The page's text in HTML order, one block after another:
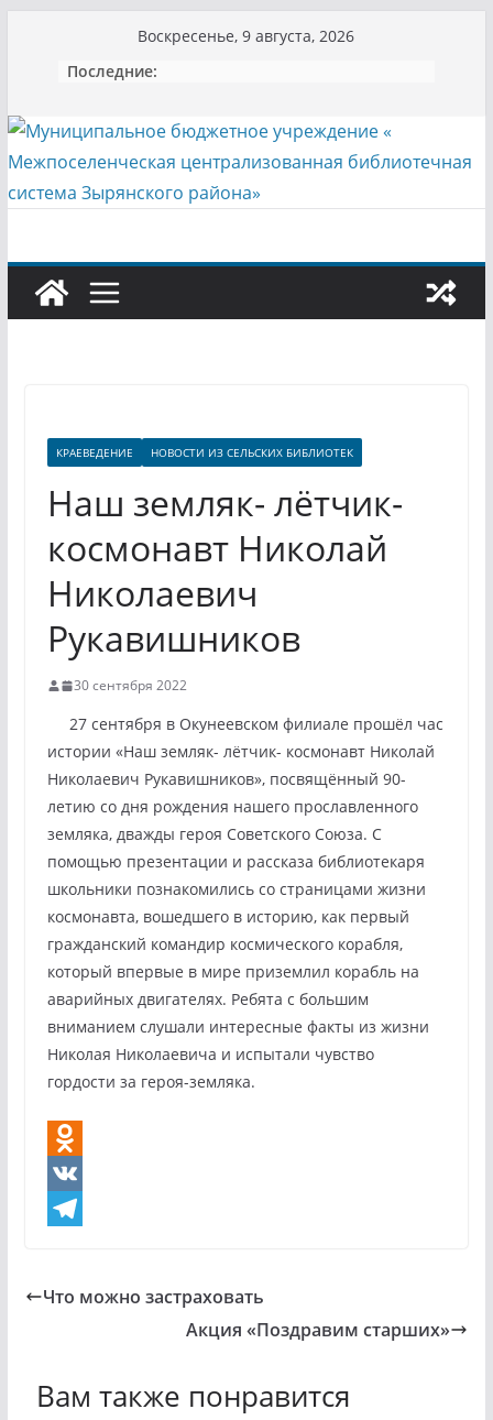
содержимому
Воскресенье, 9 августа, 2026
Последние:
КРАЕВЕДЕНИЕ НОВОСТИ ИЗ СЕЛЬСКИХ БИБЛИОТЕК
Наш земляк- лётчик-
космонавт Николай
Николаевич
Рукавишников
30 сентября 2022
27 сентября в Окунеевском филиале прошёл час
истории «Наш земляк- лётчик- космонавт Николай
Николаевич Рукавишников», посвящённый 90-
летию со дня рождения нашего прославленного
земляка, дважды героя Советского Союза. С
помощью презентации и рассказа библиотекаря
школьники познакомились со страницами жизни
космонавта, вошедшего в историю, как первый
гражданский командир космического корабля,
который впервые в мире приземлил корабль на
аварийных двигателях. Ребята с большим
вниманием слушали интересные факты из жизни
Николая Николаевича и испытали чувство
гордости за героя-земляка.
O
d
a
V
g
Что можно застраховать
Акция «Поздравим старших»
Вам также понравится